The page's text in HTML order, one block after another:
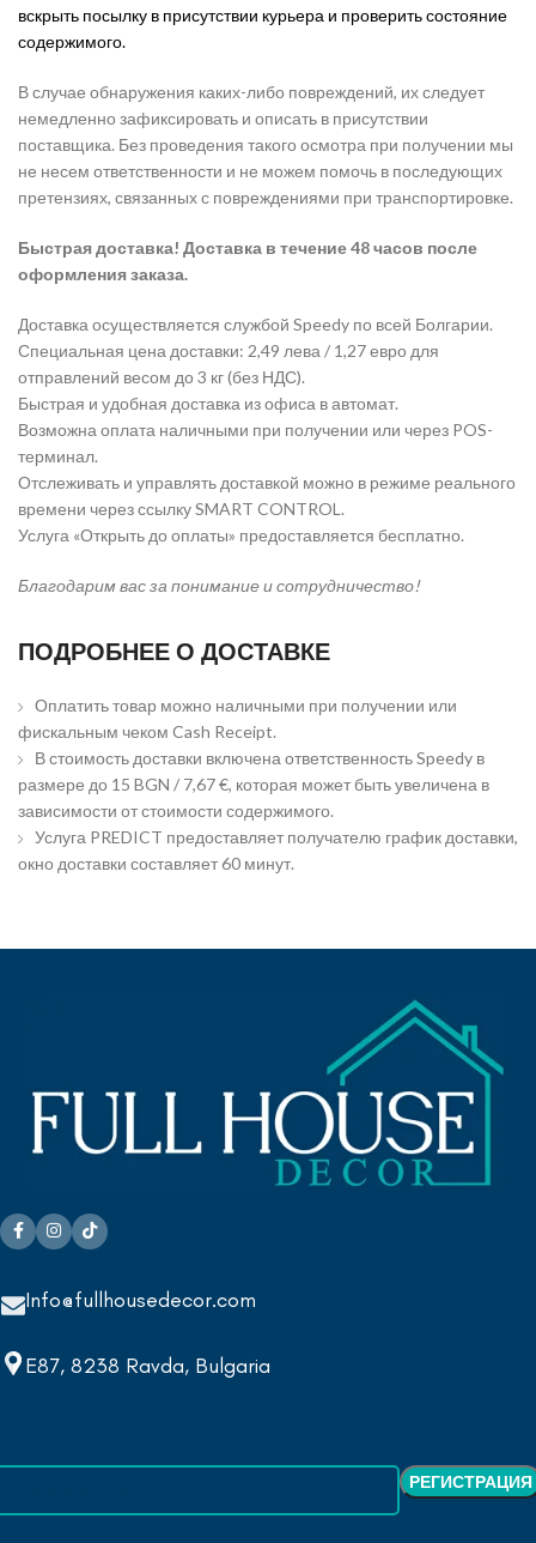
вскрыть посылку в присутствии курьера и проверить состояние
содержимого.
В случае обнаружения каких-либо повреждений, их следует
немедленно зафиксировать и описать в присутствии
поставщика. Без проведения такого осмотра при получении мы
не несем ответственности и не можем помочь в последующих
претензиях, связанных с повреждениями при транспортировке.
Быстрая доставка! Доставка в течение 48 часов после
оформления заказа.
Доставка осуществляется службой Speedy по всей Болгарии.
Специальная цена доставки: 2,49 лева / 1,27 евро для
отправлений весом до 3 кг (без НДС).
Быстрая и удобная доставка из офиса в автомат.
Возможна оплата наличными при получении или через POS-
терминал.
Отслеживать и управлять доставкой можно в режиме реального
времени через ссылку SMART CONTROL.
Услуга «Открыть до оплаты» предоставляется бесплатно.
Благодарим вас за понимание и сотрудничество!
ПОДРОБНЕЕ О ДОСТАВКЕ
Оплатить товар можно наличными при получении или
фискальным чеком Cash Receipt.
В стоимость доставки включена ответственность Speedy в
размере до 15 BGN / 7,67 €, которая может быть увеличена в
зависимости от стоимости содержимого.
Услуга PREDICT предоставляет получателю график доставки,
окно доставки составляет 60 минут.
Info@fullhousedecor.com
E87, 8238 Ravda, Bulgaria